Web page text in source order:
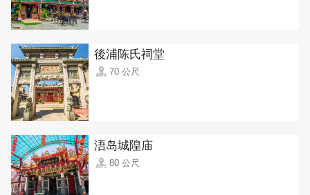
後浦陈氏祠堂
70 公尺
浯岛城隍庙
80 公尺